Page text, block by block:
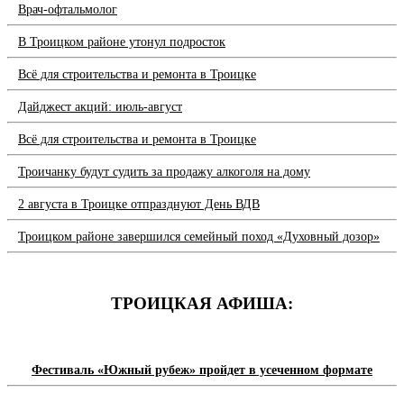
Врач-офтальмолог
В Троицком районе утонул подросток
Всё для строительства и ремонта в Троицке
Дайджест акций: июль-август
Всё для строительства и ремонта в Троицке
Троичанку будут судить за продажу алкоголя на дому
2 августа в Троицке отпразднуют День ВДВ
Троицком районе завершился семейный поход «Духовный дозор»
ТРОИЦКАЯ АФИША:
Фестиваль «Южный рубеж» пройдет в усеченном формате